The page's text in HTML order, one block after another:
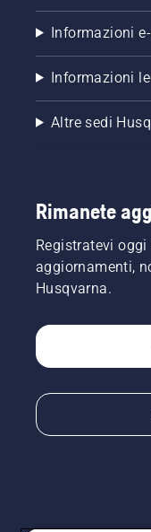
Informazioni
Informazioni
Altre sedi
Rimanete
Registratevi oggi
aggiornamenti,
Husqvarna.